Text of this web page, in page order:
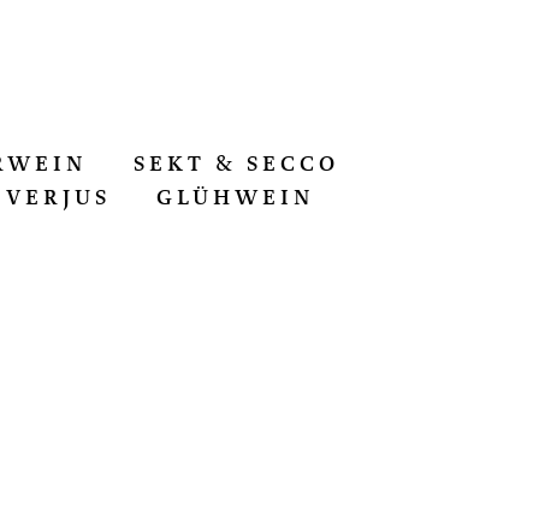
SEKT & SECCO
VERJUS
GLÜHWEIN